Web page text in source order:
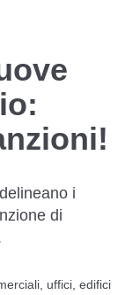
i
di
uffici, edifici